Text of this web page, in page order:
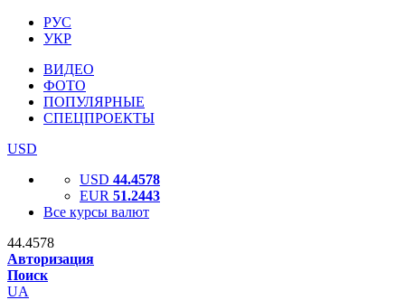
РУС
УКР
ВИДЕО
ФОТО
ПОПУЛЯРНЫЕ
СПЕЦПРОЕКТЫ
USD
USD 44.4578
EUR 51.2443
Все курсы валют
44.4578
Авторизация
Поиск
UA